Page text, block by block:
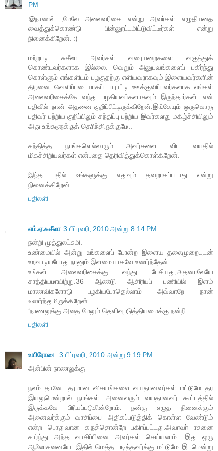
PM
@நாணல் ,மேலே அலைவரிசை என்று அவர்கள் எழுதியதை
வைத்துக்கொண்டு பின்னூட்டமிட்டுவிட்டீர்கள் என்று
நினைக்கிறேன். :)
மற்றபடி சுசீலா அவர்கள் வரையறைகளை வகுத்துக்
கொண்டவர்களாக இல்லை. வெறும் அனுபவங்களைப் பகிர்ந்து
கொள்ளும் எங்களிடம் பழகுதற்கு எளியவராகவும் இளையவர்களின்
திறனை வெளிப்படையாகப் பாராட்டி ஊக்குவிப்பவர்களாக எங்கள்
அலைவரிசைக்கே வந்து பழகியவர்களாகவும் இருந்தார்கள். என்
பதிவில் நான் அதனை குறிப்பிட்டிருக்கிறேன்.இங்கேயும் ஒருவொரு
பதிவர் பற்றிய குறிப்பிலும் சந்திப்பு பற்றிய இவர்களது மகிழ்ச்சியிலும்
அது உங்களூக்குத் தெரிந்திருக்குமே..
சந்தித்த நாங்களெல்லாரும் அவர்களை விட வயதில்
மிகச்சிறியவர்கள் என்பதை தெரிவித்துக்கொள்கிறேன்.
இந்த பதில் உங்களுக்கு எதுவும் தவறாகப்படாது என்று
நினைக்கிறேன்.
பதிலளி
எம்.ஏ.சுசீலா 3 பிப்ரவரி, 2010 அன்று 8:14 PM
நன்றி முத்துலட்சுமி.
உண்மையில் அன்று உங்களைப் போன்ற இளைய தலைமுறையுடன்
உறவாடியபோது நானும் இளமையாகவே உணர்ந்தேன்.
உங்கள் அலைவரிசைக்கு வந்து பேசியது,அதனாலேயே
சாத்தியமாயிற்று.36 ஆண்டு ஆசிரியப் பணியில் இளம்
மாணவிகளோடு பழகியபோதெல்லாம் அவ்வாறே நான்
உணர்ந்துமிருக்கிறேன்.
‘நாணலுக்கு அதை மேலும் தெளிவுபடுத்தியமைக்கு நன்றி.
பதிலளி
உயிரோடை
3 பிப்ரவரி, 2010 அன்று 9:19 PM
அன்பின் நாண‌லுக்கு
ந‌ல‌ம் தானே. த‌ர‌மான‌ விச‌யங்க‌ளை வ‌ய‌தான‌வ‌ர்க‌ள் ம‌ட்டுமே த‌ர‌
இய‌லுமென்றால் நாங்க‌ள் அனைவ‌ரும் வ‌ய‌தான‌வ‌ர் கூட்ட‌த்தில்
இருக்க‌வே பிரிய‌ப்ப‌டுகின்றோம். ந‌ன்கு எழுத‌ நினைக்கும்
அனைவ‌ர்க்கும் வாசிப்பை அதிக‌ப்ப‌டுத்திக் கொள்ள‌ வேண்டும்
என்ற‌ பொதுவான‌ க‌ருத்தொன்றே ப‌கிர‌ப்ப‌ட்ட‌து.அவ‌ர‌வ‌ர் ர‌ச‌னை
சார்ந்து அந்த‌ வாசிப்பினை அவ‌ர்க‌ள் செய்ய‌லாம். இது ஒரு
ஆலோச‌னையே. இதில் மெத்த‌ ப‌டித்த‌வ‌ர்க்கு ம‌ட்டுமே இட‌மென்று